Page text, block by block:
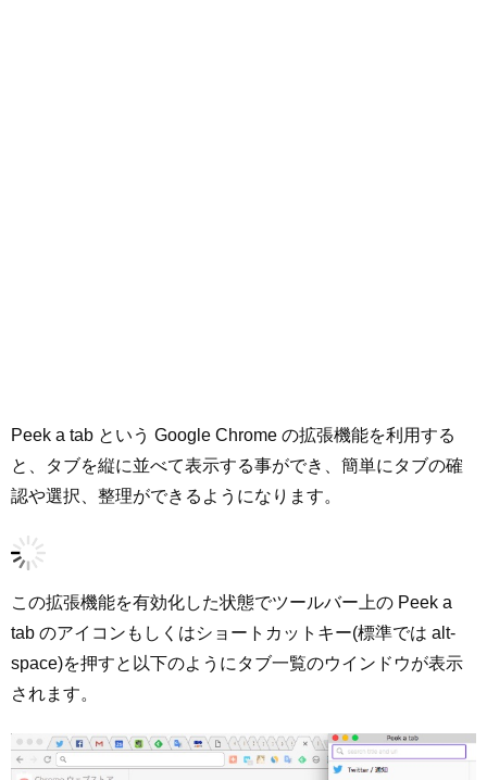
Peek a tab という Google Chrome の拡張機能を利用する
と、タブを縦に並べて表示する事ができ、簡単にタブの確
認や選択、整理ができるようになります。
この拡張機能を有効化した状態でツールバー上の Peek a
tab のアイコンもしくはショートカットキー(標準では alt-
space)を押すと以下のようにタブ一覧のウインドウが表示
されます。